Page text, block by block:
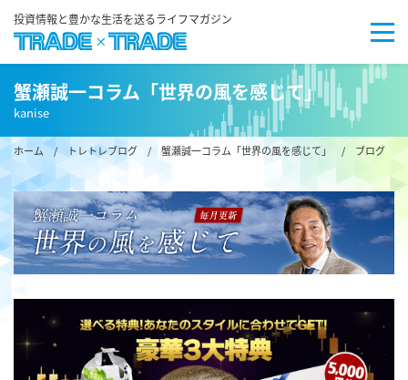
投資情報と豊かな生活を送るライフマガジン
蟹瀬誠一コラム「世界の風を感じて」
kanise
ホーム/ トレトレブログ / 蟹瀬誠一コラム「世界の風を感じて」 / ブログ